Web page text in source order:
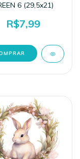
6 (29,5x21)
R$7,99